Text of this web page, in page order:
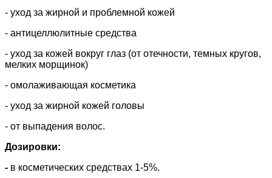
- уход за жирной и проблемной кожей
- антицеллюлитные средства
- уход за кожей вокруг глаз (от отечности, темных кругов,
мелких морщинок)
- омолаживающая косметика
- уход за жирной кожей головы
- от выпадения волос.
Дозировки:
- в косметических средствах 1-5%.